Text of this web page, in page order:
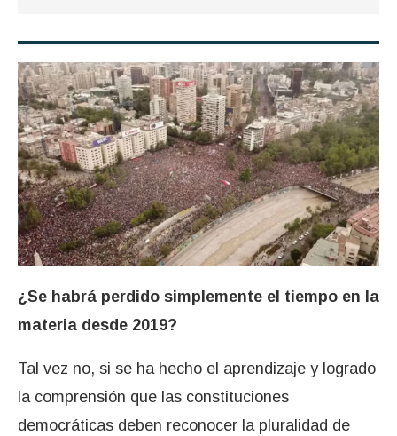
¿Se habrá perdido simplemente el tiempo en la
materia desde 2019?
Tal vez no, si se ha hecho el aprendizaje y logrado
la comprensión que las constituciones
democráticas deben reconocer la pluralidad de